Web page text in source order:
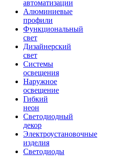
автоматизации
Алюминиевые
профили
Функциональный
свет
Дизайнерский
свет
Системы
освещения
Наружное
освещение
Гибкий
неон
Светодиодный
декор
Электроустановочные
изделия
Светодиоды